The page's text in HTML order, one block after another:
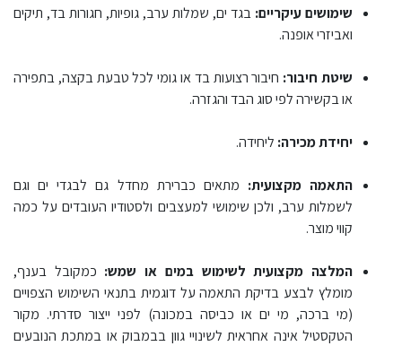
שימושים עיקריים: בגד ים, שמלות ערב, גופיות, חגורות בד, תיקים
ואביזרי אופנה.
שיטת חיבור: חיבור רצועות בד או גומי לכל טבעת בקצה, בתפירה
או בקשירה לפי סוג הבד והגזרה.
יחידת מכירה: ליחידה.
התאמה מקצועית: מתאים כברירת מחדל גם לבגדי ים וגם
לשמלות ערב, ולכן שימושי למעצבים ולסטודיו העובדים על כמה
קווי מוצר.
המלצה מקצועית לשימוש במים או שמש: כמקובל בענף,
מומלץ לבצע בדיקת התאמה על דוגמית בתנאי השימוש הצפויים
(מי ברכה, מי ים או כביסה במכונה) לפני ייצור סדרתי. מקור
הטקסטיל אינה אחראית לשינויי גוון בבמבוק או במתכת הנובעים